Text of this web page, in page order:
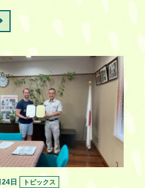
日 トピックス